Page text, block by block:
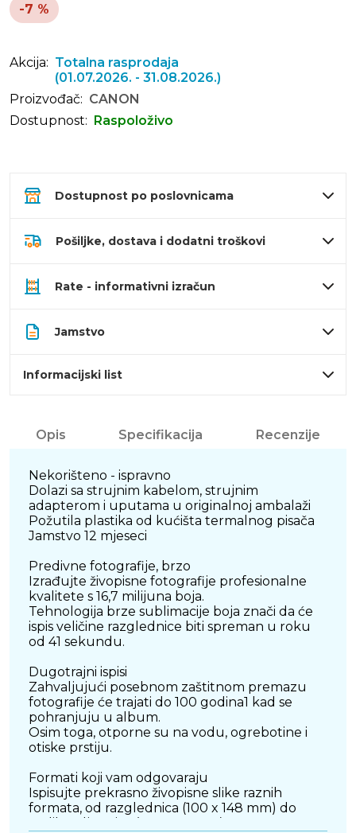
-7 %
Akcija: Totalna rasprodaja
(01.07.2026. - 31.08.2026.)
Proizvođač: CANON
Dostupnost:
Raspoloživo
Dostupnost po poslovnicama
Pošiljke, dostava i dodatni troškovi
Rate - informativni izračun
Jamstvo
Informacijski list
Opis Specifikacija Recenzije
Nekorišteno - ispravno
Dolazi sa strujnim kabelom, strujnim
adapterom i uputama u originalnoj ambalaži
Požutila plastika od kućišta termalnog pisača
Jamstvo 12 mjeseci
Predivne fotografije, brzo
Izrađujte živopisne fotografije profesionalne
kvalitete s 16,7 milijuna boja.
Tehnologija brze sublimacije boja znači da će
ispis veličine razglednice biti spreman u roku
od 41 sekundu.
Dugotrajni ispisi
Zahvaljujući posebnom zaštitnom premazu
fotografije će trajati do 100 godina1 kad se
pohranjuju u album.
Osim toga, otporne su na vodu, ogrebotine i
otiske prstiju.
Formati koji vam odgovaraju
Ispisujte prekrasno živopisne slike raznih
formata, od razglednica (100 x 148 mm) do